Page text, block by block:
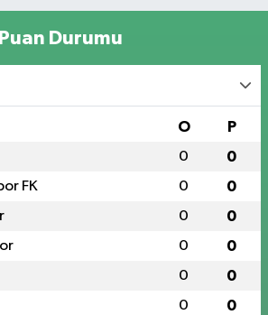
Durumu
O P
0 0
FK 0 0
0 0
0 0
0 0
0 0